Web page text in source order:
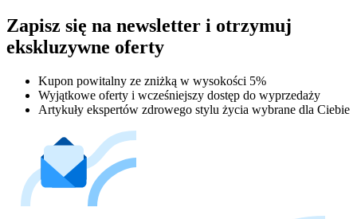
Zapisz się na newsletter i otrzymuj
ekskluzywne oferty
Kupon powitalny ze zniżką w wysokości 5%
Wyjątkowe oferty i wcześniejszy dostęp do wyprzedaży
Artykuły ekspertów zdrowego stylu życia wybrane dla Ciebie